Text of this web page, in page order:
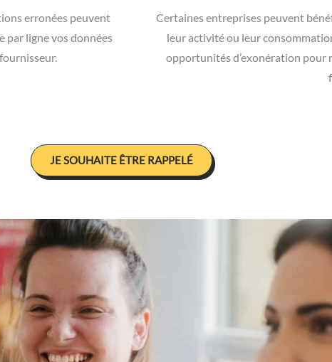
erronées peuvent
par ligne vos données
Certaines entreprises peuvent
leur activité ou leur
opportunités d’exonération pour
JE SOUHAITE ÊTRE RAPPELÉ